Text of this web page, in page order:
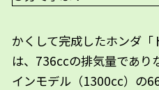
かくして完成したホンダ「
は、736ccの排気量であり
インモデル（1300cc）の